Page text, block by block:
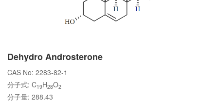
Dehydro Androsterone
CAS No: 2283-82-1
分子式: C19H28O2
分子量: 288.43